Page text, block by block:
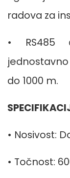
radova za
• RS485
do 1000 m.
• Nosivost:
• Točnost: